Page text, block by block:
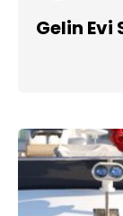
Gelin Evi